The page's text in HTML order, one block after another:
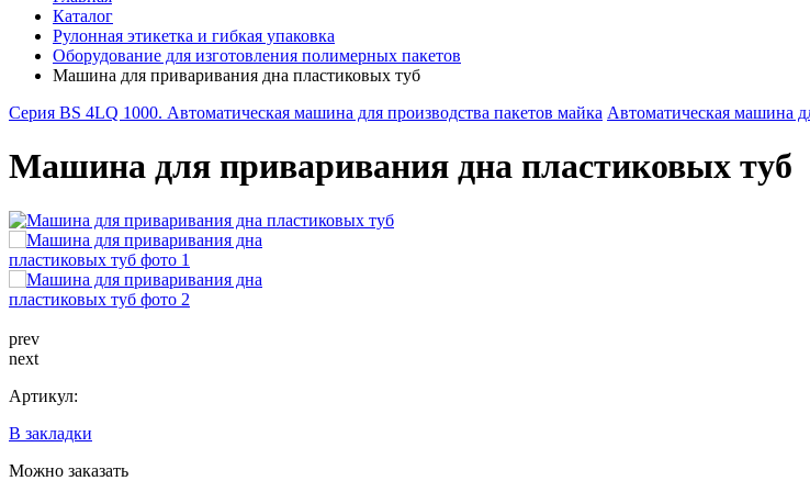
Каталог
Рулонная этикетка и гибкая упаковка
Оборудование для изготовления полимерных пакетов
Машина для приваривания дна пластиковых туб
Серия BS 4LQ 1000. Автоматическая машина для производства пакетов майка Автоматическая машина
Машина для приваривания дна пластиковых туб
prev
next
Артикул:
В закладки
Можно заказать